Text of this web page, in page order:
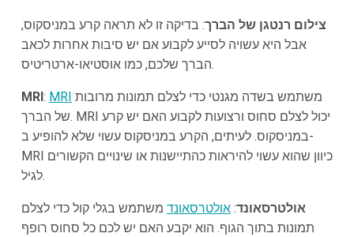
צילום רנטגן של הברך: בדיקה זו לא תראה קרע במניסקוס,
אבל היא עשויה לסייע לקבוע אם יש סיבות אחרות לכאב
הברך שלכם, כמו אוסטיאו-ארטריטיס.
MRI : MRI
של הברך. MRI יכול לצלם סחוס ורצועות לקבוע האם יש קרע
במניסקוס. לעיתים, הקרע במניסקוס עשוי שלא להופיע ב-
MRI כיוון שהוא עשוי להיראות כהתיישנות או שינויים הקשורים
לגיל.
אולטרסאונד:אולטרסאונד משתמש בגלי קול כדי לצלם
תמונות בתוך הגוף. הוא יקבע האם יש לכם כל סחוס רופף